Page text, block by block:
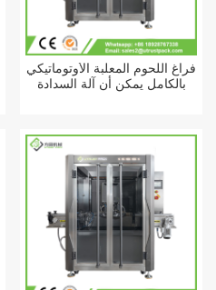
فراغ اللحوم المعلبة الأوتوماتيكي
بالكامل يمكن أن آلة السدادة